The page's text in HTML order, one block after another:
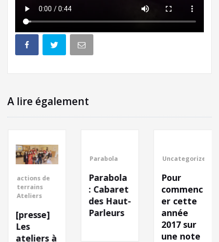
A lire également
de
à
Parabola
Parabola
: Cabaret
des Haut-
Parleurs
Uncategorized
commenc
er cette
année
2017 sur
une note